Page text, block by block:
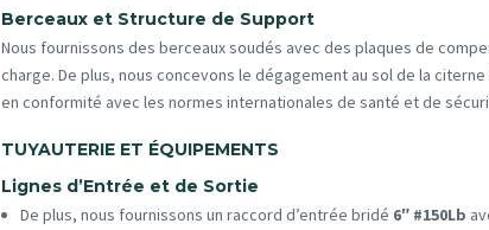
Berceaux et Structure de Support
Nous fournissons des berceaux soudés avec des plaques de
charge. De plus, nous concevons le dégagement au sol de la citerne
en conformité avec les normes internationales de santé et de
TUYAUTERIE ET ÉQUIPEMENTS
Lignes d’Entrée et de Sortie
De plus, nous fournissons un raccord d’entrée bridé 6″ #150Lb